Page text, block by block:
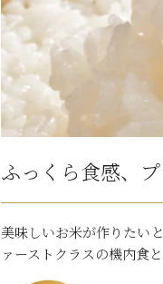
ふっくら食感、プ
美味しいお米が作りたい
ァーストクラスの機内食